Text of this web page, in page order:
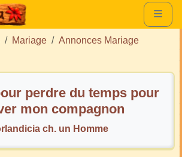
Mariage
Annonces Mariage
perdre du temps pour
mon compagnon
ch. un Homme